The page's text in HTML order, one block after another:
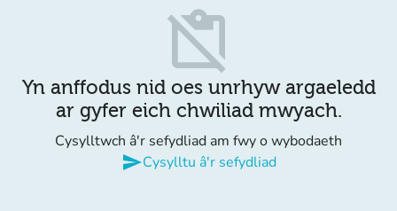
content_paste_off
Yn anffodus nid oes unrhyw argaeledd
ar gyfer eich chwiliad mwyach.
Cysylltwch â'r sefydliad am fwy o wybodaeth
sendCysylltu â'r sefydliad